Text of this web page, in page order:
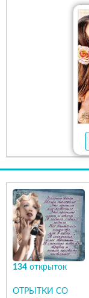
134 открыток
ОТРЫТКИ СО